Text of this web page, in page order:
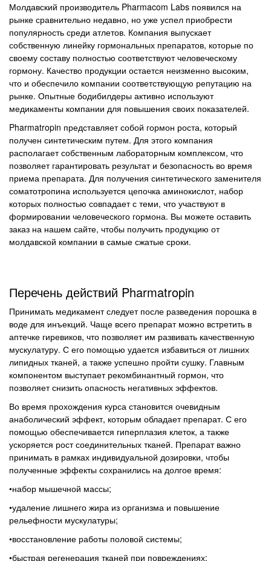
Молдавский производитель Pharmacom Labs появился на
рынке сравнительно недавно, но уже успел приобрести
популярность среди атлетов. Компания выпускает
собственную линейку гормональных препаратов, которые по
своему составу полностью соответствуют человеческому
гормону. Качество продукции остается неизменно высоким,
что и обеспечило компании соответствующую репутацию на
рынке. Опытные бодибилдеры активно используют
медикаменты компании для повышения своих показателей.
Pharmatropin представляет собой гормон роста, который
получен синтетическим путем. Для этого компания
располагает собственным лабораторным комплексом, что
позволяет гарантировать результат и безопасность во время
приема препарата. Для получения синтетического заменителя
соматотропина используется цепочка аминокислот, набор
которых полностью совпадает с теми, что участвуют в
формировании человеческого гормона. Вы можете оставить
заказ на нашем сайте, чтобы получить продукцию от
молдавской компании в самые сжатые сроки.
Перечень действий Pharmatropin
Принимать медикамент следует после разведения порошка в
воде для инъекций. Чаще всего препарат можно встретить в
аптечке гиревиков, что позволяет им развивать качественную
мускулатуру. С его помощью удается избавиться от лишних
липидных тканей, а также успешно пройти сушку. Главным
компонентом выступает рекомбинантный гормон, что
позволяет снизить опасность негативных эффектов.
Во время прохождения курса становится очевидным
анаболический эффект, которым обладает препарат. С его
помощью обеспечивается гиперплазия клеток, а также
ускоряется рост соединительных тканей. Препарат важно
принимать в рамках индивидуальной дозировки, чтобы
полученные эффекты сохранились на долгое время:
•набор мышечной массы;
•удаление лишнего жира из организма и повышение
рельефности мускулатуры;
•восстановление работы половой системы;
•быстрая регенерация тканей при повреждениях;